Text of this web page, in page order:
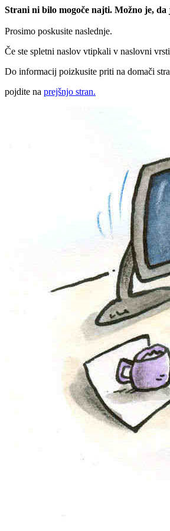
Strani ni bilo mogoče najti. Možno je,
Prosimo poskusite naslednje.
Če ste spletni naslov vtipkali v naslovni
Do informacij poizkusite priti na domači
pojdite na prejšnjo stran.